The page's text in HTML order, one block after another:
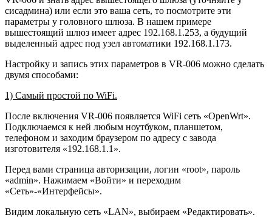
сисадмина) или если это ваша сеть, то посмотрите эти
параметры у головного шлюза. В нашем примере
вышестоящий шлюз имеет адрес 192.168.1.253, а будущий
выделенный адрес под узел автоматики 192.168.1.173.
Настройку и запись этих параметров в VR-006 можно сделать
двумя способами:
1) Самый простой по WiFi.
После включения VR-006 появляется WiFi сеть «OpenWrt».
Подключаемся к ней любым ноутбуком, планшетом,
телефоном и заходим браузером по адресу с завода
изготовителя «192.168.1.1».
Перед вами страница авторизации, логин «root», пароль
«admin». Нажимаем «Войти» и переходим
«Сеть»-«Интерфейсы».
Видим локальную сеть «LAN», выбираем «Редактировать».